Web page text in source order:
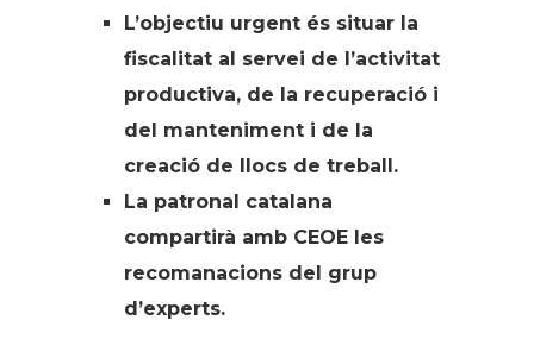
L’objectiu urgent és situar la
fiscalitat al servei de l’activitat
productiva, de la recuperació i
del manteniment i de la
creació de llocs de treball.
La patronal catalana
compartirà amb CEOE les
recomanacions del grup
d’experts.